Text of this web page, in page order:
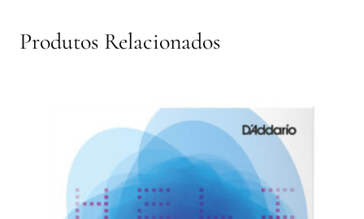
Produtos Relacionados